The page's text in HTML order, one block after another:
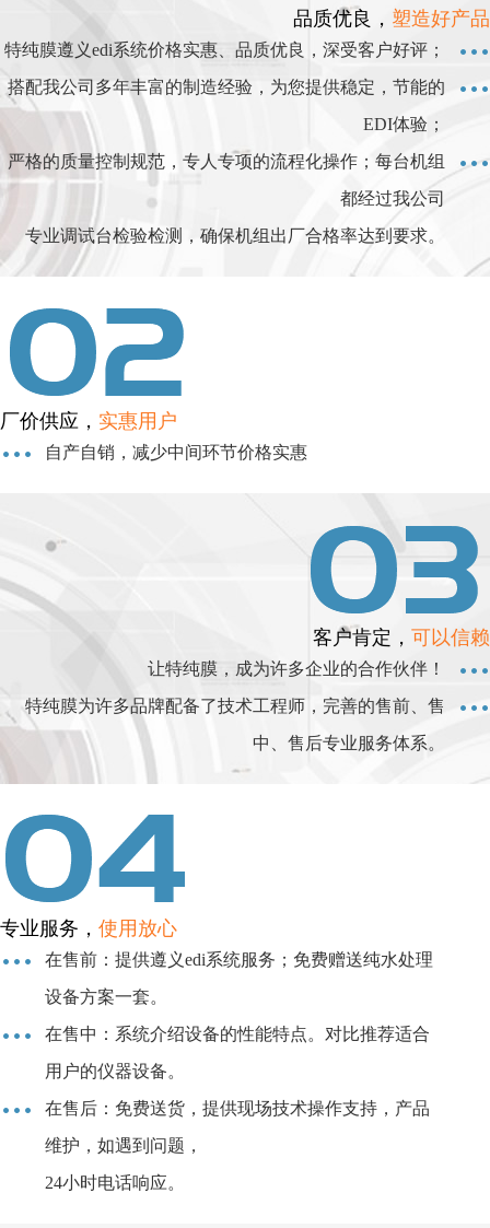
品质优良， 塑造好产品
特纯膜遵义edi系统价格实惠、品质优良，深受客户好评；
搭配我公司多年丰富的制造经验，为您提供稳定，节能的
EDI体验；
严格的质量控制规范，专人专项的流程化操作；每台机组
都经过我公司
专业调试台检验检测，确保机组出厂合格率达到要求。
厂价供应， 实惠用户
自产自销，减少中间环节价格实惠
客户肯定， 可以信赖
让特纯膜，成为许多企业的合作伙伴！
特纯膜为许多品牌配备了技术工程师，完善的售前、售
中、售后专业服务体系。
专业服务， 使用放心
在售前：提供遵义edi系统服务；免费赠送纯水处理
设备方案一套。
在售中：系统介绍设备的性能特点。对比推荐适合
用户的仪器设备。
在售后：免费送货，提供现场技术操作支持，产品
维护，如遇到问题，
24小时电话响应。